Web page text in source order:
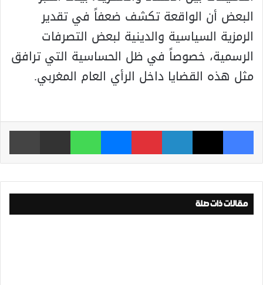
البعض أن الواقعة تكشف ضعفاً في تقدير
الرمزية السياسية والدينية لبعض التصرفات
الرسمية، خصوصاً في ظل الحساسية التي ترافق
مثل هذه القضايا داخل الرأي العام المغربي.
فيسبوك ‫X لينكدإن بينتيريست ماسنجر واتساب مشاركة عبر البريد
مقالات ذات صلة